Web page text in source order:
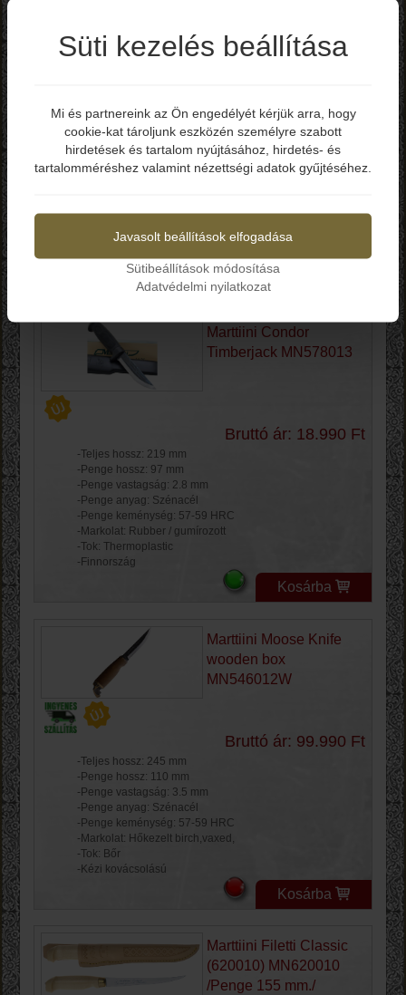
Point MN185013
Bruttó ár: 19.990 Ft
-Teljes hossz: 214 mm
-Penge hossz: 90 mm
-Tok: Bőr
Marttiini Condor
Timberjack MN578013
Bruttó ár: 18.990 Ft
-Teljes hossz: 219 mm
-Penge hossz: 97 mm
-Penge vastagság: 2.8 mm
-Penge anyag: Szénacél
-Penge keménység: 57-59 HRC
-Markolat: Rubber / gumírozott
-Tok: Thermoplastic
-Finnország
Kosárba
Marttiini Moose Knife
wooden box
MN546012W
Bruttó ár: 99.990 Ft
-Teljes hossz: 245 mm
-Penge hossz: 110 mm
-Penge vastagság: 3.5 mm
-Penge anyag: Szénacél
-Penge keménység: 57-59 HRC
-Markolat: Hőkezelt birch,vaxed,
-Tok: Bőr
-Kézi kovácsolású
Kosárba
Marttiini Filetti Classic
(620010) MN620010
/Penge 155 mm./
Elmúltál már 18 éves?
Süti kezelés beállítása
Mi és partnereink az Ön engedélyét kérjük arra, hogy
cookie-kat tároljunk eszközén személyre szabott
hirdetések és tartalom nyújtásához, hirdetés- és
tartalomméréshez valamint nézettségi adatok gyűjtéséhez.
Javasolt beállítások elfogadása
Sütibeállítások módosítása
Adatvédelmi nyilatkozat